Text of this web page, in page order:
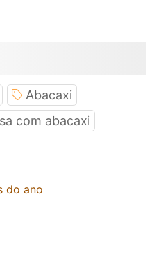
Abacaxi
com abacaxi
do ano